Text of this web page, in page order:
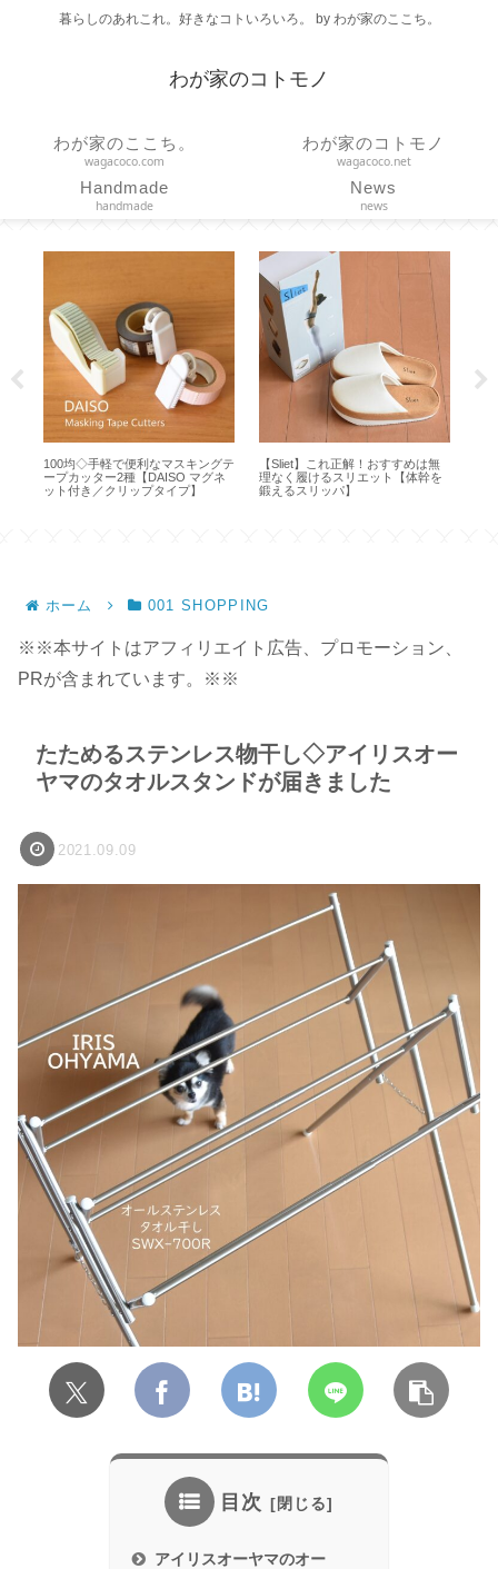
暮らしのあれこれ。好きなコトいろいろ。 by わが家のここち。
わが家のコトモノ
わが家のここち。
wagacoco.com
わが家のコトモノ
wagacoco.net
Handmade
handmade
News
news
100均◇手軽で便利なマスキングテ
ープカッター2種【DAISO マグネ
ット付き／クリップタイプ】
【Sliet】これ正解！おすすめは無
理なく履けるスリエット【体幹を
鍛えるスリッパ】
ホーム 001 SHOPPING
※※本サイトはアフィリエイト広告、プロモーション、
PRが含まれています。※※
たためるステンレス物干し◇アイリスオー
ヤマのタオルスタンドが届きました
2021.09.09
目次
アイリスオーヤマのオー